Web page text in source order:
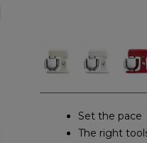
Set the pace
The right